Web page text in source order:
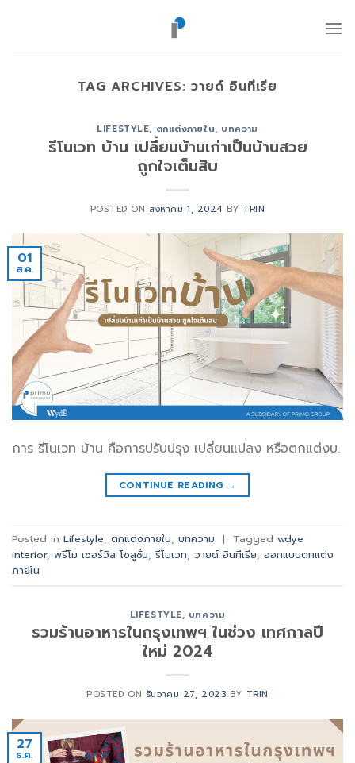
TAG ARCHIVES:วายด์ อินทีเรีย
LIFESTYLE, ตกแต่งภายใน, บทความ
รีโนเวท บ้าน เปลี่ยนบ้านเก่าเป็นบ้านสวย
ถูกใจเต็มสิบ
POSTED ON สิงหาคม 1, 2024 BY TRIN
01
ส.ค.
การ รีโนเวท บ้าน คือการปรับปรุง เปลี่ยนแปลง หรือตกแต่งบ.
CONTINUE READING →
Posted in Lifestyle, ตกแต่งภายใน, บทความ | Tagged wdye
interior, พรีโม เซอร์วิส โซลูชั่น, รีโนเวท, วายด์ อินทีเรีย, ออกแบบตกแต่ง
ภายใน
LIFESTYLE, บทความ
รวมร้านอาหารในกรุงเทพฯ ในช่วง เทศกาลปี
ใหม่ 2024
POSTED ON ธันวาคม 27, 2023 BY TRIN
27
ธ.ค.